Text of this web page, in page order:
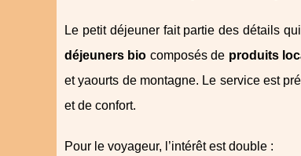
Le petit déjeuner fait partie des détails
déjeuners bio composés de produits
et yaourts de montagne. Le service est
et de confort.
Pour le voyageur, l’intérêt est double :